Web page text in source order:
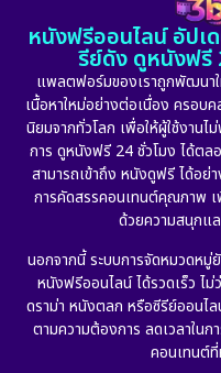
หนังฟรีออนไลน์ อัปเ
รีย์ดัง ดูหนังฟรี
แพลตฟอร์มของเราถูกพัฒนา
เนื้อหาใหม่อย่างต่อเนื่อง ครอบ
นิยมจากทั่วโลก เพื่อให้ผู้ใช้งาน
การ ดูหนังฟรี 24 ชั่วโมง ได้ตล
สามารถเข้าถึง หนังดูฟรี ได้อย่
การคัดสรรคอนเทนต์คุณภาพ เ
ด้วยความสนุกแ
นอกจากนี้ ระบบการจัดหมวดหมู่
หนังฟรีออนไลน์ ได้รวดเร็ว ไ
ดราม่า หนังตลก หรือซีรีย์ออนไ
ตามความต้องการ ลดเวลาในก
คอนเทนต์